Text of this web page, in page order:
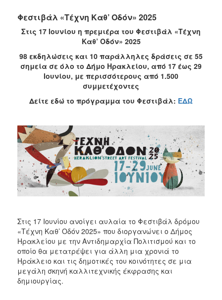
οδόν
2024
2022
2021
2017
Κρήτη
5
+
1
Καστρινή
Αποκριά
Πρωτοχρονιά
Πολιτιστικοί
Αγώνες
Θερινός
Δημοτικός
Κινηματογράφος
Φεστιβάλ «Τέχνη Καθ’ Οδόν» 2025
Στις 17 Ιουνίου η πρεμιέρα του Φεστιβάλ «Τέχνη
Καθ’ Οδόν» 2025
98 εκδηλώσεις και 10 παράλληλες δράσεις σε 55
σημεία σε όλο το Δήμο Ηρακλείου, από 17 έως 29
Ιουνίου, με περισσότερους από 1.500
συμμετέχοντες
Δείτε εδώ το πρόγραμμα του Φεστιβάλ: ΕΔΩ
Στις 17 Ιουνίου ανοίγει αυλαία το Φεστιβάλ δρόμου
«Τέχνη Καθ’ Οδόν 2025» που διοργανώνει ο Δήμος
Ηρακλείου με την Αντιδημαρχία Πολιτισμού και το
οποίο θα μετατρέψει για άλλη μια χρονιά το
Ηράκλειο και τις δημοτικές του κοινότητες σε μια
μεγάλη σκηνή καλλιτεχνικής έκφρασης και
δημιουργίας.